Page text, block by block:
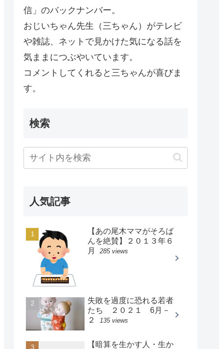
信」のバックナンバー。
おじいちゃん先生（三ちゃん）がテレビ
や雑誌、ネットで見かけた気になる話を
気ままにつぶやいています。
コメントしてくれると三ちゃんが喜びま
す。
検索
人気記事
【あの尾木ママがそろば
んを絶賛】２０１３年６
月
285 views
失敗を過度に恐れる若者
たち ２０２１ 6月－
２
135 views
【暗算を生かす人・生か